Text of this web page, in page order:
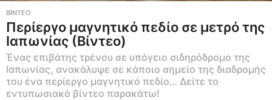
ΒΊΝΤΕΟ
Περίεργο μαγνητικό πεδίο σε μετρό της
Ιαπωνίας (Βίντεο)
Ένας επιβάτης τρένου σε υπόγειο σιδηρόδρομο της
Ιαπωνίας, ανακάλυψε σε κάποιο σημείο της διαδρομής
του ένα περίεργο μαγνητικό πεδίο… Δείτε το
εντυπωσιακό βίντεο παρακάτω!